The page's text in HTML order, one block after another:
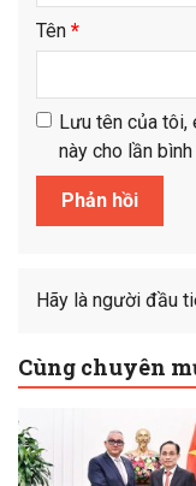
Tên *
Lưu tên của tôi,
này cho lần
Hãy là người đầu
Cùng chuyên